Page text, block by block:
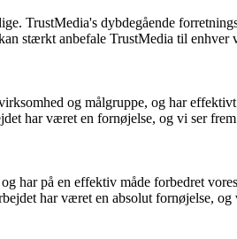
TrustMedia's dybdegående
stærkt anbefale TrustMedia til enhver
og målgruppe, og har
har været en fornøjelse, og vi ser
har på en effektiv måde forbedret
har været en absolut fornøjelse,